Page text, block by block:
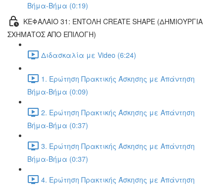
Βήμα-Βήμα (0:19)
ΚΕΦΑΛΑΙΟ 31: ΕΝΤΟΛΗ CREATE SHAPE (ΔΗΜΙΟΥΡΓΙΑ
ΣΧΗΜΑΤΟΣ ΑΠΟ ΕΠΙΛΟΓΗ)
Διδασκαλία με Video (6:24)
1. Ερώτηση Πρακτικής Άσκησης με Απάντηση
Βήμα-Βήμα (0:09)
2. Ερώτηση Πρακτικής Άσκησης με Απάντηση
Βήμα-Βήμα (0:37)
3. Ερώτηση Πρακτικής Άσκησης με Απάντηση
Βήμα-Βήμα (0:37)
4. Ερώτηση Πρακτικής Άσκησης με Απάντηση